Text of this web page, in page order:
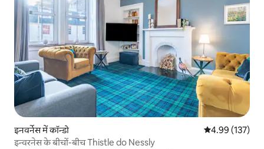
इनवर्नेस में कॉन्डो औसत रेटिंग 5 में से
4.99 (137)
इन्वरनेस के बीचों-बीच Thistle do Nessly